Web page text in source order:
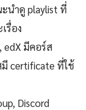
ะนำดู playlist ที่
รื่อง
edX มีคอร์ส
certificate ที่ใช้
Discord